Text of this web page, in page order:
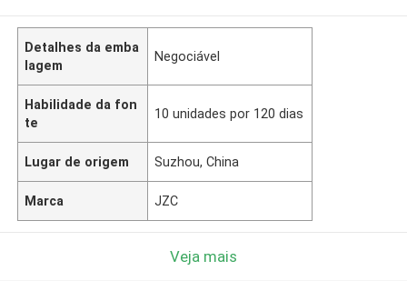
Detalhes da emba
lagem
Negociável
Habilidade da fon
te
10 unidades por 120 dias
Lugar de origem Suzhou, China
Marca JZC
Veja mais